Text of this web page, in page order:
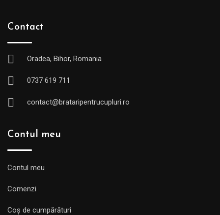
Contact
Oradea, Bihor, Romania
0737 619 711
contact@brataripentrucupluri.ro
Contul meu
Contul meu
Comenzi
Coș de cumpărături